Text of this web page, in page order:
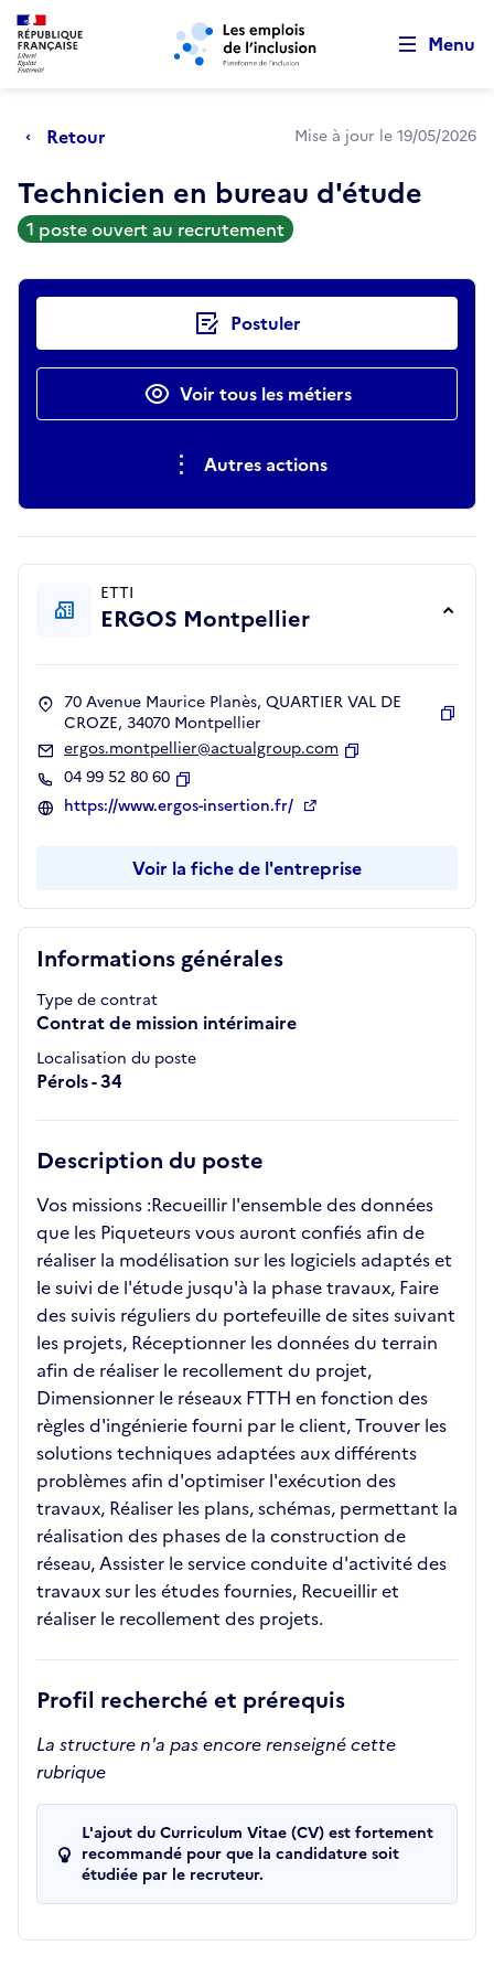
Aller au menu principal Aller au contenu principal
Menu
Retour Mise à jour le 19/05/2026
Technicien en bureau d'étude
1 poste ouvert au recrutement
Actions rapides Postuler
Voir tous les métiers
Autres actions
Informations générales
Type de contrat
Contrat de mission intérimaire
Localisation du poste
Pérols - 34
Description du poste
Vos missions :Recueillir l'ensemble des données
que les Piqueteurs vous auront confiés afin de
réaliser la modélisation sur les logiciels adaptés et
le suivi de l'étude jusqu'à la phase travaux, Faire
des suivis réguliers du portefeuille de sites suivant
les projets, Réceptionner les données du terrain
afin de réaliser le recollement du projet,
Dimensionner le réseaux FTTH en fonction des
règles d'ingénierie fourni par le client, Trouver les
solutions techniques adaptées aux différents
problèmes afin d'optimiser l'exécution des
travaux, Réaliser les plans, schémas, permettant la
réalisation des phases de la construction de
réseau, Assister le service conduite d'activité des
travaux sur les études fournies, Recueillir et
réaliser le recollement des projets.
Profil recherché et prérequis
La structure n'a pas encore renseigné cette
rubrique
L'ajout du Curriculum Vitae (CV) est fortement
recommandé pour que la candidature soit
étudiée par le recruteur.
ETTI
ERGOS Montpellier
70 Avenue Maurice Planès, QUARTIER VAL DE
CROZE, 34070 Montpellier
ergos.montpellier@actualgroup.com
04 99 52 80 60
Copier
https://www.ergos-insertion.fr/
Voir la fiche de l'entreprise
Retour au début de la page
Panneau de gestion des cookies